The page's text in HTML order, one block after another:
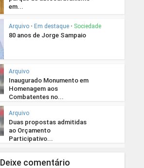
em...
Arquivo • Em destaque • Sociedade
80 anos de Jorge Sampaio
Arquivo
Inaugurado Monumento em
Homenagem aos
Combatentes no...
Arquivo
Duas propostas admitidas
ao Orçamento
Participativo...
Deixe comentário